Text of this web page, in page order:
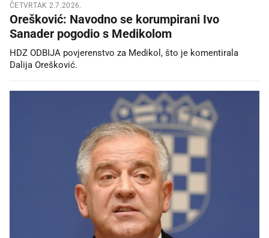
ČETVRTAK 2.7.2026.
Orešković: Navodno se korumpirani Ivo
Sanader pogodio s Medikolom
HDZ ODBIJA povjerenstvo za Medikol, što je komentirala
Dalija Orešković.